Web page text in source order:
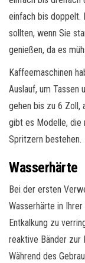
einfach bis doppelt.
sollten, wenn Sie
genießen, da es
Kaffeemaschinen
Auslauf, um Tassen
gehen bis zu 6 Zoll,
gibt es Modelle, die
Spritzern bestehen.
Wasserhärte
Bei der ersten
Wasserhärte in
Entkalkung zu
reaktive Bänder zur
Während des